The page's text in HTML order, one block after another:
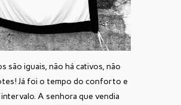
são iguais, não há cativos, não
Já foi o tempo do conforto e
A senhora que vendia